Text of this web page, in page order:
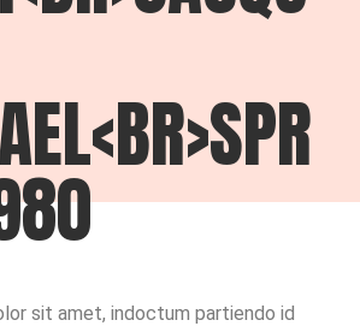
sit amet, indoctum partiendo id